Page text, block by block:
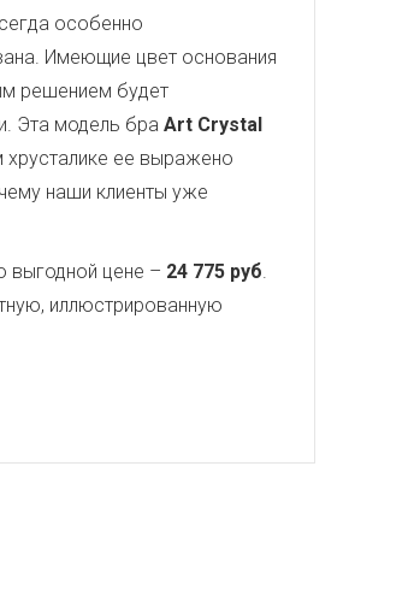
особенно
Имеющие цвет основания
решением будет
Эта модель бра Art Crystal
ее выражено
наши клиенты уже
выгодной цене – 24 775 руб.
иллюстрированную